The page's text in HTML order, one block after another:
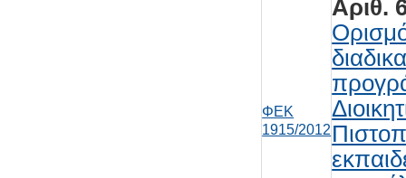
ΦΕΚ
1915/2012
Αριθ.